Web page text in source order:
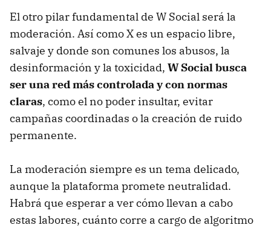
El otro pilar fundamental de W Social será la
moderación. Así como X es un espacio libre,
salvaje y donde son comunes los abusos, la
desinformación y la toxicidad, W Social busca
seruna red más controlada y con normas
claras, como el no poder insultar, evitar
campañas coordinadas o la creación de ruido
permanente.
La moderación siempre es un tema delicado,
aunque la plataforma promete neutralidad.
Habrá que esperar a ver cómo llevan a cabo
estas labores, cuánto corre a cargo de algoritmo